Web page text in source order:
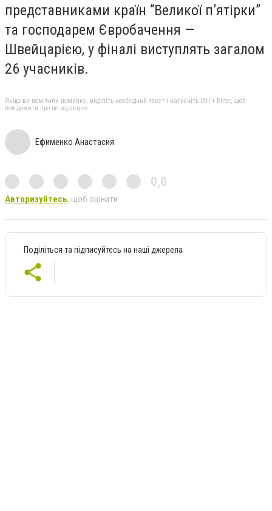
представниками країн “Великої п’ятірки”
та господарем Євробачення —
Швейцарією, у фіналі виступлять загалом
26 учасників.
Якщо ви помітили помилку, виділіть необхідний текст і натисніть Ctrl + Enter, щоб
повідомити про це редакцію
Ефименко Анастасия
0,0
Авторизуйтесь, щоб оцінити
Поділіться та підписуйтесь на наші джерела